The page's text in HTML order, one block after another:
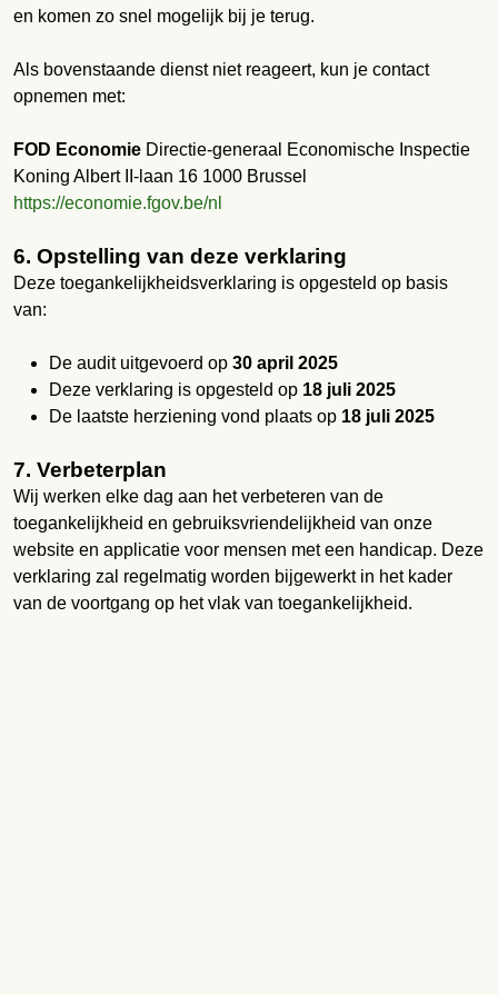
en komen zo snel mogelijk bij je terug.
Als bovenstaande dienst niet reageert, kun je contact
opnemen met:
FOD Economie Directie-generaal Economische Inspectie
Koning Albert II-laan 16 1000 Brussel
https://economie.fgov.be/nl
6. Opstelling van deze verklaring
Deze toegankelijkheidsverklaring is opgesteld op basis
van:
De audit uitgevoerd op 30 april 2025
Deze verklaring is opgesteld op 18 juli 2025
De laatste herziening vond plaats op 18 juli 2025
7. Verbeterplan
Wij werken elke dag aan het verbeteren van de
toegankelijkheid en gebruiksvriendelijkheid van onze
website en applicatie voor mensen met een handicap. Deze
verklaring zal regelmatig worden bijgewerkt in het kader
van de voortgang op het vlak van toegankelijkheid.